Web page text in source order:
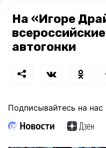
На «Игоре
автогонки
Подписывайтесь на нас